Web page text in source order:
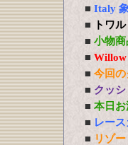
■ Italy
■
トワ
■ 小物商
■
■ 今回
■ クッ
■ 本日
■ レー
■ リゾ